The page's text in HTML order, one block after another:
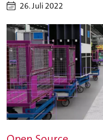
26. Juli 2022